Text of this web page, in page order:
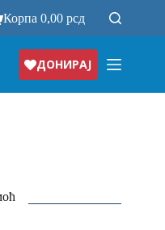
Корпа0,00рсд
ДОНИРАЈ